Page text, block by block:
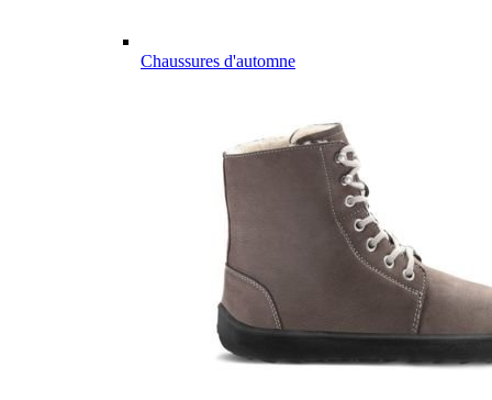
Chaussures d'automne